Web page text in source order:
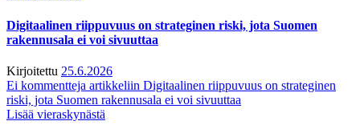
Digitaalinen riippuvuus on strateginen riski, jota Suomen
rakennusala ei voi sivuuttaa
Kirjoitettu 25.6.2026
Ei kommentteja artikkeliin Digitaalinen riippuvuus on strateginen
riski, jota Suomen rakennusala ei voi sivuuttaa
Lisää vieraskynästä